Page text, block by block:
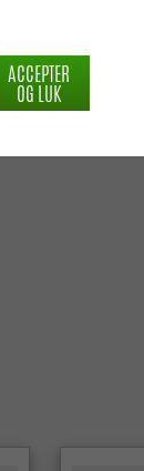
ACCEPTER
OG LUK